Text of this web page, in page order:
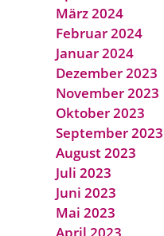
März 2024
Februar 2024
Januar 2024
Dezember 2023
November 2023
Oktober 2023
September 2023
August 2023
Juli 2023
Juni 2023
Mai 2023
April 2023